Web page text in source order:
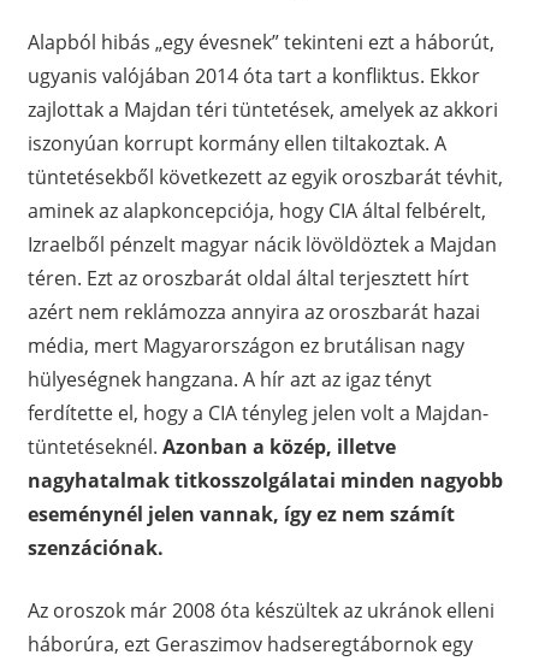
Alapból hibás „egy évesnek” tekinteni ezt a háborút,
ugyanis valójában 2014 óta tart a konfliktus. Ekkor
zajlottak a Majdan téri tüntetések, amelyek az akkori
iszonyúan korrupt kormány ellen tiltakoztak. A
tüntetésekből következett az egyik oroszbarát tévhit,
aminek az alapkoncepciója, hogy CIA által felbérelt,
Izraelből pénzelt magyar nácik lövöldöztek a Majdan
téren. Ezt az oroszbarát oldal által terjesztett hírt
azért nem reklámozza annyira az oroszbarát hazai
média, mert Magyarországon ez brutálisan nagy
hülyeségnek hangzana. A hír azt az igaz tényt
ferdítette el, hogy a CIA tényleg jelen volt a Majdan-
tüntetéseknél. Azonban a közép, illetve
nagyhatalmak titkosszolgálatai minden nagyobb
eseménynél jelen vannak, így ez nem számít
szenzációnak.
Az oroszok már 2008 óta készültek az ukránok elleni
háborúra, ezt Geraszimov hadseregtábornok egy